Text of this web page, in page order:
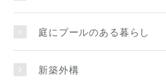
庭にプールのある暮らし
新築外構